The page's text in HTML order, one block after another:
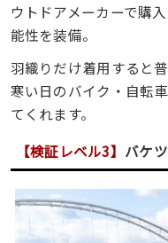
ウトドアメーカーで購
能性を装備。
羽織りだけ着用すると
寒い日のバイク・自転
てくれます。
【検証レベル3】 バケ